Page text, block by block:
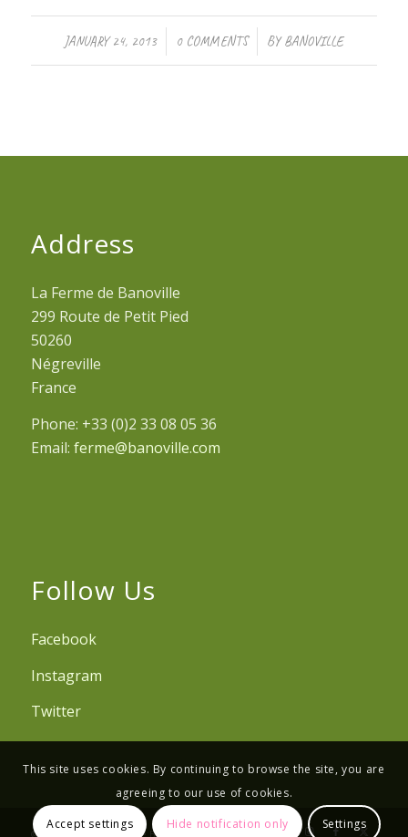
JANUARY 24, 2013
/ 0 COMMENTS
/ BYBANOVILLE
Address
La Ferme de Banoville
299 Route de Petit Pied
50260
Négreville
France
Phone: +33 (0)2 33 08 05 36
Email: ferme@banoville.com
Follow Us
Facebook
Instagram
Twitter
© Copyright - Ferme de Banoville
This site uses cookies. By continuing to browse the site, you are
agreeing to our use of cookies.
Accept settings Hide notification only Settings